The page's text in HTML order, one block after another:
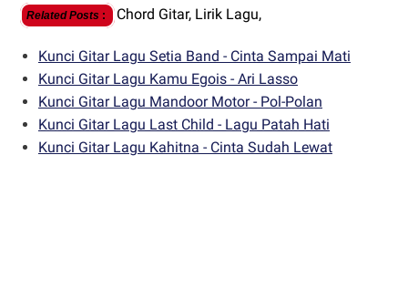
Related Posts : Chord Gitar, Lirik Lagu,
Kunci Gitar Lagu Setia Band - Cinta Sampai Mati
Kunci Gitar Lagu Kamu Egois - Ari Lasso
Kunci Gitar Lagu Mandoor Motor - Pol-Polan
Kunci Gitar Lagu Last Child - Lagu Patah Hati
Kunci Gitar Lagu Kahitna - Cinta Sudah Lewat